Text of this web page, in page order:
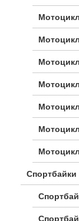
Спортбайки